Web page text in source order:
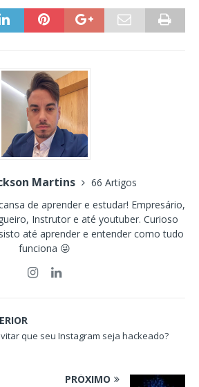
Martins
66 Artigos
de aprender e estudar! Empresário,
Instrutor e até youtuber. Curioso
até aprender e entender como tudo
funciona 😜
que seu Instagram seja hackeado?
PRÓXIMO